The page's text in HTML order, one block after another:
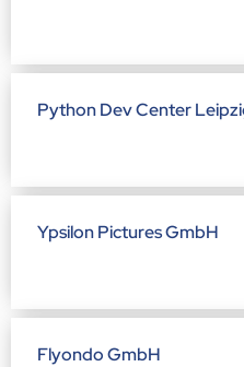
Python Dev Center
Ypsilon Pictures GmbH
Flyondo GmbH